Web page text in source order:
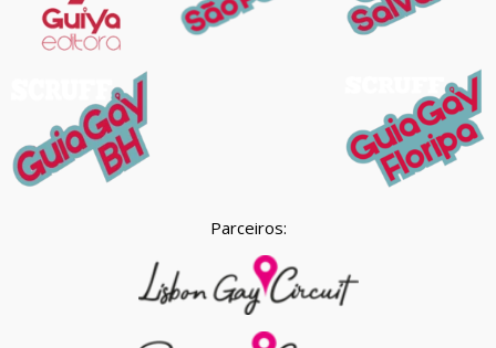
Parceiros: